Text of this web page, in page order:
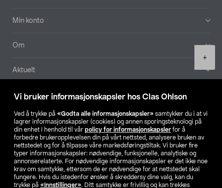
Vi bruker informasjonskapsler hos Clas Ohlson
Ved å trykke på «Godta alle informasjonskapsler» samtykker du i at vi
lagrer informasjonskapsler (cookies) og annen sporingsteknologi på
din enhet i henhold til vår policy for informasjonskapsler for å
forbedre brukeropplevelsen din på vårt nettsted, analysere bruken av
nettstedet og for å tilpasse våre markedsføringstiltak. Vi bruker fire
typer informasjonskapsler: nødvendige, funksjonelle, analytiske og
annonserelaterte. For nødvendige informasjonskapsler er det ikke noe
krav om samtykke, ettersom de er nødvendige for at nettstedet skal
fungere. Hvis du istedenfor ønsker å skreddersy dine valg, kan du
trykke på «Innstillinger». Ditt samtykke er frivillig og kan trekkes
+
Min konto
Om
Aktuelt
Våre selskaper
Finn din butikk
SE NO FI